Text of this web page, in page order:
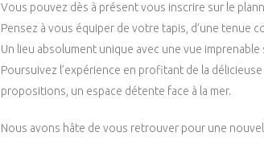
Vous pouvez dès à présent vous inscrire sur le
Pensez à vous équiper de votre tapis, d’une tenue
Un lieu absolument unique avec une vue
Poursuivez l’expérience en profitant de la
propositions, un espace détente face à la mer.
Nous avons hâte de vous retrouver pour une